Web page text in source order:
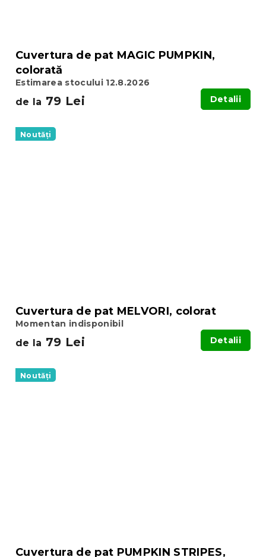
Cuvertura de pat MAGIC PUMPKIN,
colorată
Estimarea stocului 12.8.2026
de la 79 Lei Detalii
Noutăți
Cuvertura de pat MELVORI, colorat
Momentan indisponibil
de la 79 Lei Detalii
Noutăți
Cuvertura de pat PUMPKIN STRIPES,